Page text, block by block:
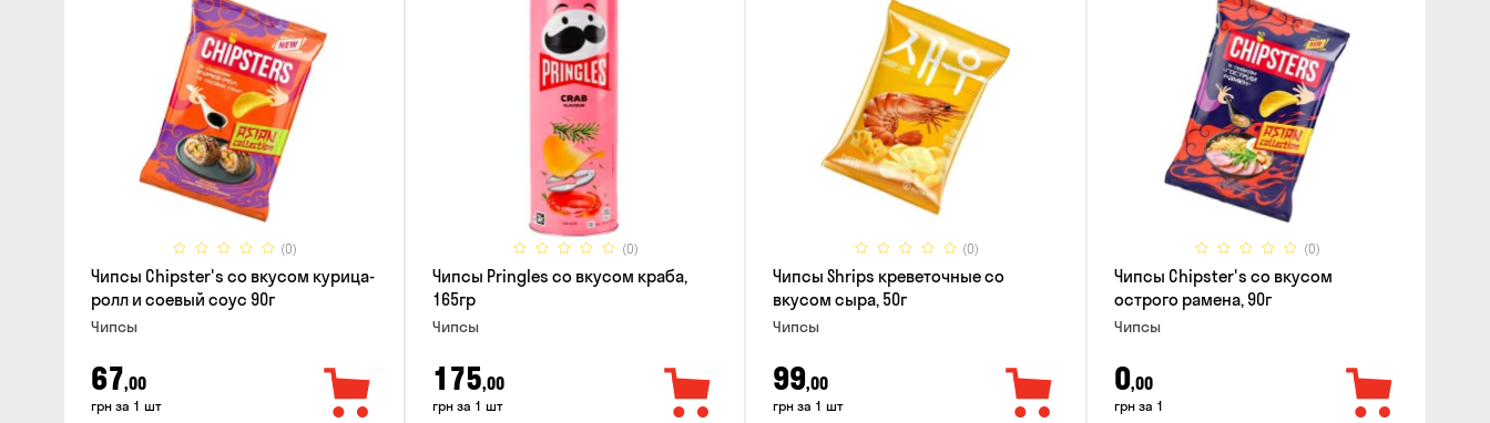
(0)
Чипсы Chipster's со вкусом курица-
ролл и соевый соус 90г
Чипсы
67,00
грн за 1 шт
(0)
Чипсы Pringles со вкусом краба,
165гр
Чипсы
175,00
грн за 1 шт
(0)
Чипсы Shrips креветочные со
вкусом сыра, 50г
Чипсы
99,00
грн за 1 шт
(0)
Чипсы Chipster's со вкусом
острого рамена, 90г
Чипсы
0,00
грн за 1